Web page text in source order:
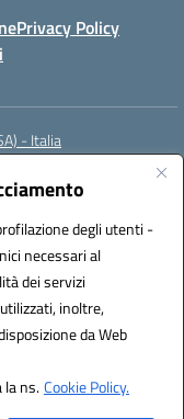
degli utenti -
necessari al
dei servizi
inoltre,
da Web
la ns.Cookie Policy.
Privacy Policy
- Italia
istsc_saic8at00d
S.r.l.
Italia